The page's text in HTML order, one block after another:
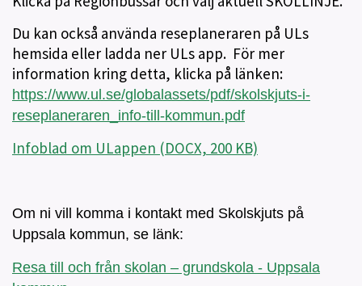
Du kan också använda reseplaneraren på ULs
hemsida eller ladda ner ULs app. För mer
information kring detta, klicka på länken:
https://www.ul.se/globalassets/pdf/skolskjuts-i-
reseplaneraren_info-till-kommun.pdf
Infoblad om ULappen (DOCX, 200 KB)
Om ni vill komma i kontakt med Skolskjuts på
Uppsala kommun, se länk:
Resa till och från skolan – grundskola - Uppsala